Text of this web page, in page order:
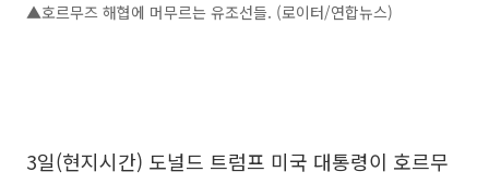
▲호르무즈 해협에 머무르는 유조선들. (로이터/연합뉴스)
3일(현지시간) 도널드 트럼프 미국 대통령이 호르무